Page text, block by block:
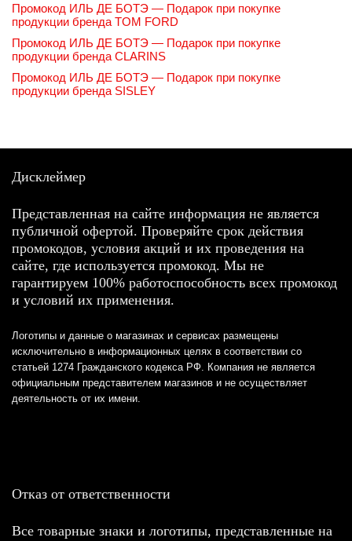
Промокод ИЛЬ ДЕ БОТЭ — Подарок при покупке
продукции бренда TOM FORD
Промокод ИЛЬ ДЕ БОТЭ — Подарок при покупке
продукции бренда CLARINS
Промокод ИЛЬ ДЕ БОТЭ — Подарок при покупке
продукции бренда SISLEY
Дисклеймер
Представленная на сайте информация не является
публичной офертой. Проверяйте срок действия
промокодов, условия акций и их проведения на
сайте, где используется промокод. Мы не
гарантируем 100% работоспособность всех промокод
и условий их применения.
Логотипы и данные о магазинах и сервисах размещены
исключительно в информационных целях в соответствии со
статьей 1274 Гражданского кодекса РФ. Компания не является
официальным представителем магазинов и не осуществляет
деятельность от их имени.
Отказ от ответственности
Все товарные знаки и логотипы, представленные на